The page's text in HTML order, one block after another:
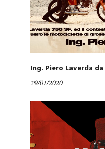
Ing. Piero Laverda
29/01/2020